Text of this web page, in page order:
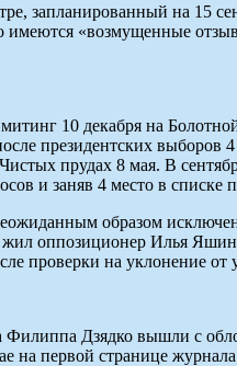
запланированный на 15
«возмущенные
10 декабря на
президентских выборов
прудах 8 мая. В
и заняв 4 место в списке
образом
оппозиционер Илья Яшин.
проверки на уклонение от
Филиппа Дзядко вышли с
на первой странице